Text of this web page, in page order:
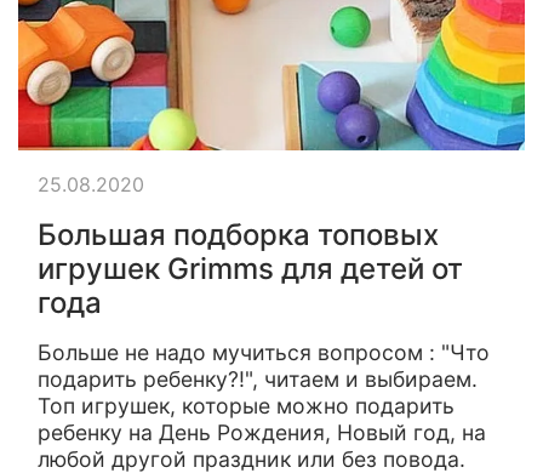
Большая подборка топовых
игрушек Grimms для детей от
года
Больше не надо мучиться вопросом : "Что
подарить ребенку?!", читаем и выбираем.
Топ игрушек, которые можно подарить
ребенку на День Рождения, Новый год, на
любой другой праздник или без повода.
25.08.2020